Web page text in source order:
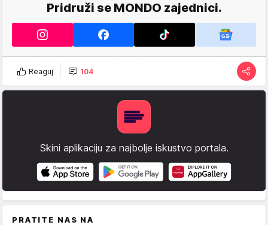
Pridruži se MONDO zajednici.
Reaguj 104
Skini aplikaciju za najbolje iskustvo portala.
PRATITE NAS NA